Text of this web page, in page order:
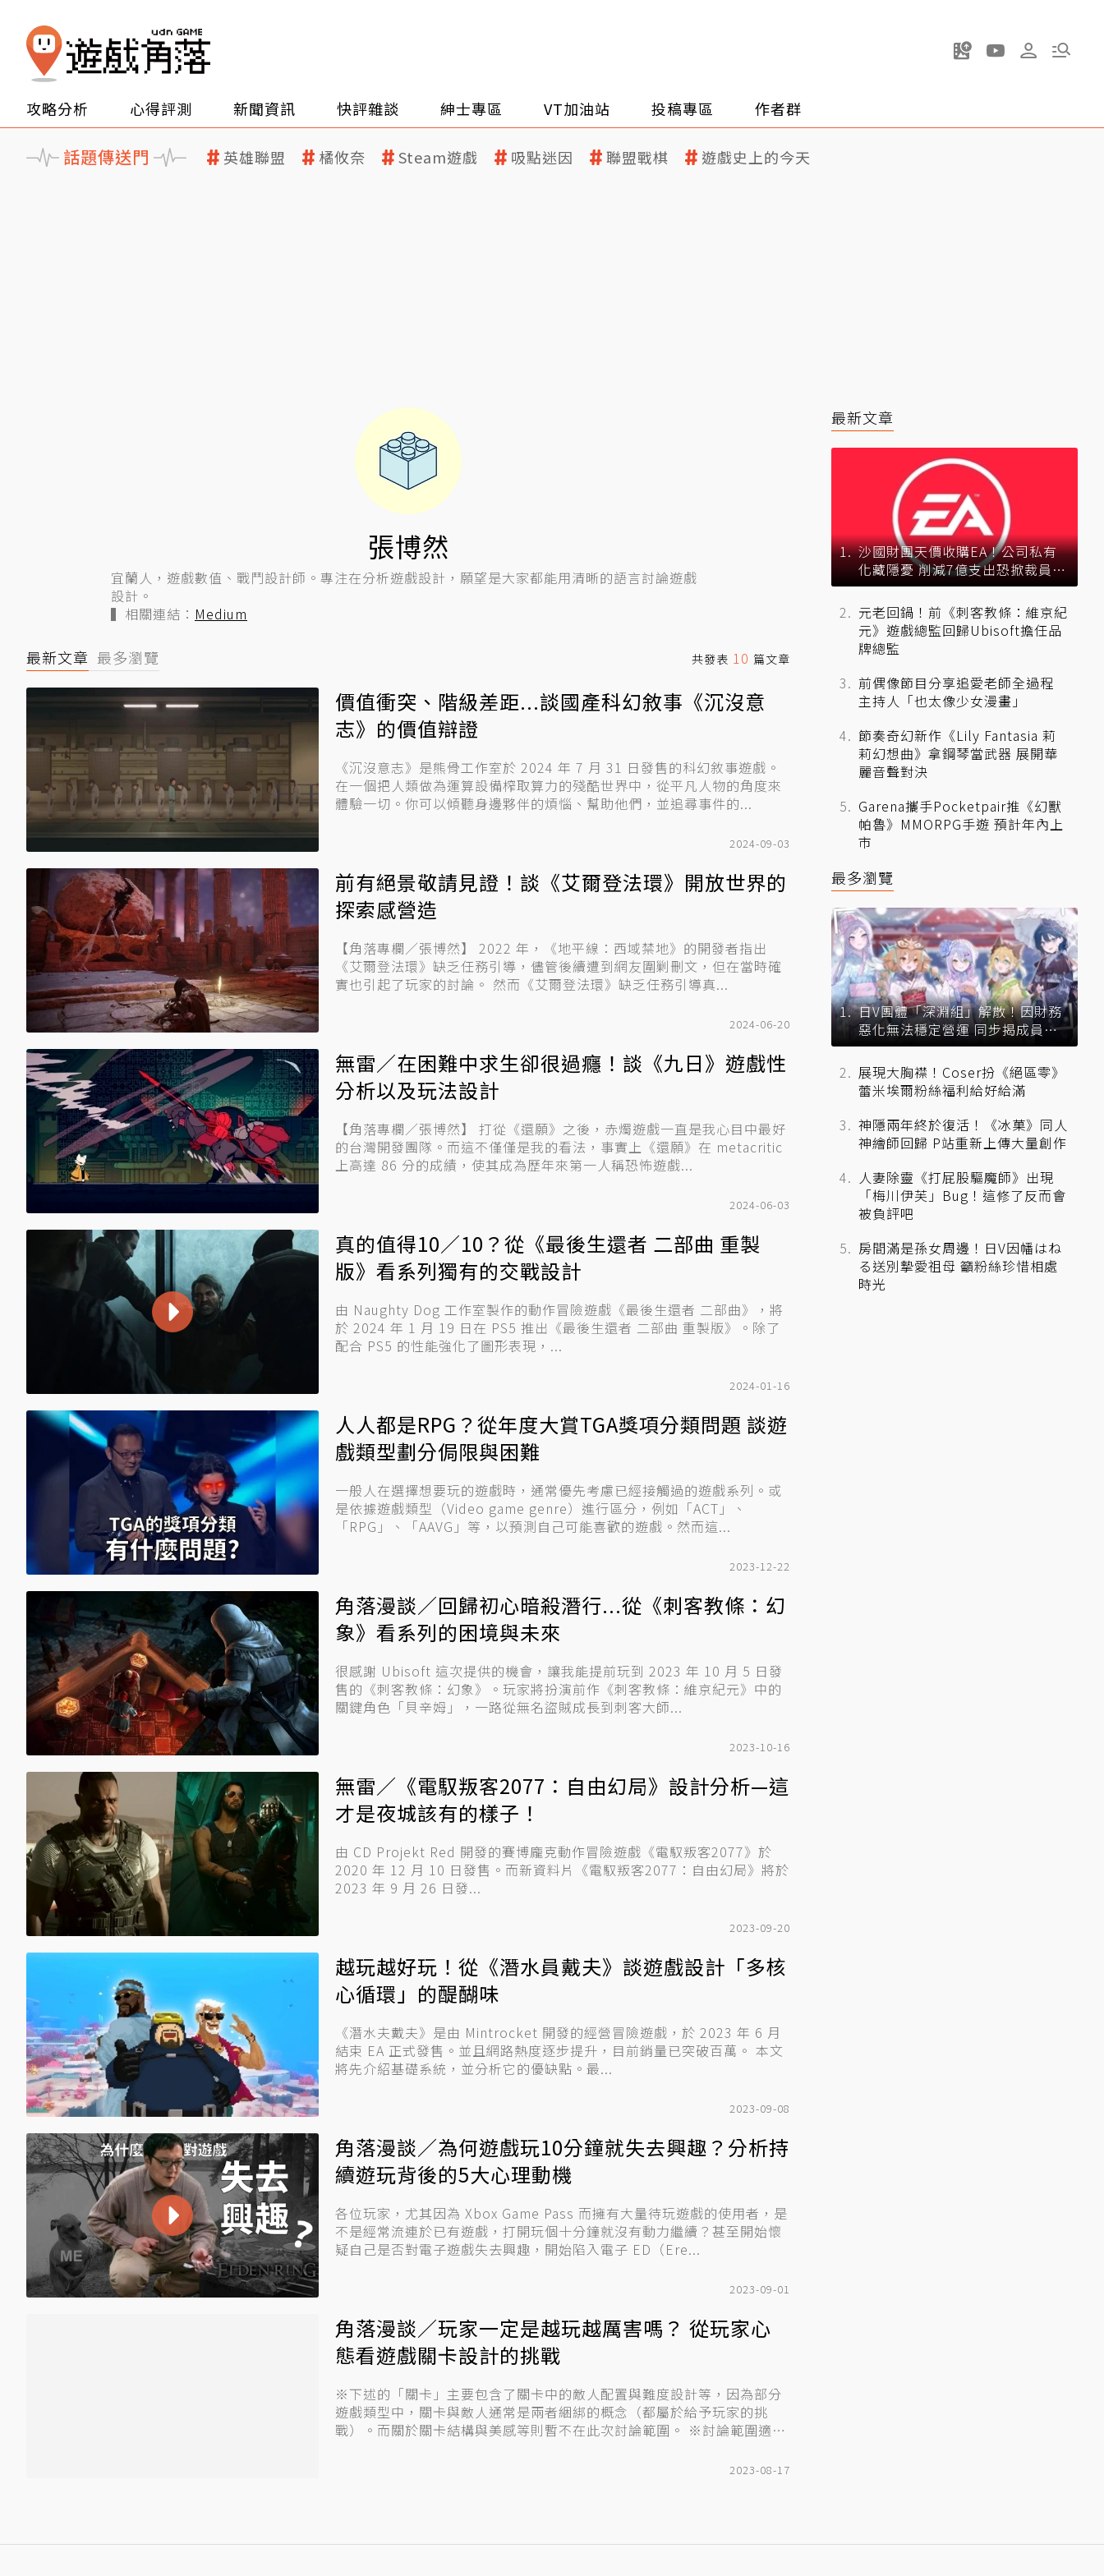
攻略分析 心得評測 新聞資訊 快評雜談 紳士專區 VT加油站 投稿專區 作者群
話題傳送門 英雄聯盟 橘攸奈 Steam遊戲 吸點迷因 聯盟戰棋 遊戲史上的今天
張博然
宜蘭人，遊戲數值、戰鬥設計師。專注在分析遊戲設計，願望是大家都能用清晰的語言討論遊戲
設計。
▍相關連結： Medium
共發表 10 篇文章
最新文章 最多瀏覽
價值衝突、階級差距...談國產科幻敘事《沉沒意
志》的價值辯證
《沉沒意志》是熊骨工作室於 2024 年 7 月 31 日發售的科幻敘事遊戲。
在一個把人類做為運算設備榨取算力的殘酷世界中，從平凡人物的角度來
體驗一切。你可以傾聽身邊夥伴的煩惱、幫助他們，並追尋事件的...
2024-09-03
前有絕景敬請見證！談《艾爾登法環》開放世界的
探索感營造
【角落專欄／張博然】 2022 年，《地平線：西域禁地》的開發者指出
《艾爾登法環》缺乏任務引導，儘管後續遭到網友圍剿刪文，但在當時確
實也引起了玩家的討論。 然而《艾爾登法環》缺乏任務引導真...
2024-06-20
無雷／在困難中求生卻很過癮！談《九日》遊戲性
分析以及玩法設計
【角落專欄／張博然】 打從《還願》之後，赤燭遊戲一直是我心目中最好
的台灣開發團隊。而這不僅僅是我的看法，事實上《還願》在 metacritic
上高達 86 分的成績，使其成為歷年來第一人稱恐怖遊戲...
2024-06-03
真的值得10／10？從《最後生還者 二部曲 重製
版》看系列獨有的交戰設計
由 Naughty Dog 工作室製作的動作冒險遊戲《最後生還者 二部曲》，將
於 2024 年 1 月 19 日在 PS5 推出《最後生還者 二部曲 重製版》。除了
配合 PS5 的性能強化了圖形表現，...
2024-01-16
人人都是RPG？從年度大賞TGA獎項分類問題 談遊
戲類型劃分侷限與困難
一般人在選擇想要玩的遊戲時，通常優先考慮已經接觸過的遊戲系列。或
是依據遊戲類型（Video game genre）進行區分，例如「ACT」、
「RPG」、「AAVG」等，以預測自己可能喜歡的遊戲。然而這...
2023-12-22
角落漫談／回歸初心暗殺潛行...從《刺客教條：幻
象》看系列的困境與未來
很感謝 Ubisoft 這次提供的機會，讓我能提前玩到 2023 年 10 月 5 日發
售的《刺客教條：幻象》。玩家將扮演前作《刺客教條：維京紀元》中的
關鍵角色「貝辛姆」，一路從無名盜賊成長到刺客大師...
2023-10-16
無雷／《電馭叛客2077：自由幻局》設計分析—這
才是夜城該有的樣子！
由 CD Projekt Red 開發的賽博龐克動作冒險遊戲《電馭叛客2077》於
2020 年 12 月 10 日發售。而新資料片《電馭叛客2077：自由幻局》將於
2023 年 9 月 26 日發...
2023-09-20
越玩越好玩！從《潛水員戴夫》談遊戲設計「多核
心循環」的醍醐味
《潛水夫戴夫》是由 Mintrocket 開發的經營冒險遊戲，於 2023 年 6 月
結束 EA 正式發售。並且網路熱度逐步提升，目前銷量已突破百萬。 本文
將先介紹基礎系統，並分析它的優缺點。最...
2023-09-08
角落漫談／為何遊戲玩10分鐘就失去興趣？分析持
續遊玩背後的5大心理動機
各位玩家，尤其因為 Xbox Game Pass 而擁有大量待玩遊戲的使用者，是
不是經常流連於已有遊戲，打開玩個十分鐘就沒有動力繼續？甚至開始懷
疑自己是否對電子遊戲失去興趣，開始陷入電子 ED（Ere...
2023-09-01
角落漫談／玩家一定是越玩越厲害嗎？ 從玩家心
態看遊戲關卡設計的挑戰
※下述的「關卡」主要包含了關卡中的敵人配置與難度設計等，因為部分
遊戲類型中，關卡與敵人通常是兩者綑綁的概念（都屬於給予玩家的挑
戰）。而關於關卡結構與美感等則暫不在此次討論範圍。 ※討論範圍適用
2023-08-17
最新文章
沙國財團天價收購EA！公司私有
化藏隱憂 削減7億支出恐掀裁員風
暴？
元老回鍋！前《刺客教條：維京紀
元》遊戲總監回歸Ubisoft擔任品
牌總監
前偶像節目分享追愛老師全過程
主持人「也太像少女漫畫」
節奏奇幻新作《Lily Fantasia 莉
莉幻想曲》拿鋼琴當武器 展開華
麗音聲對決
Garena攜手Pocketpair推《幻獸
帕魯》MMORPG手遊 預計年內上
市
最多瀏覽
日V團體「深淵組」解散！因財務
惡化無法穩定營運 同步揭成員未
來去向
展現大胸襟！Coser扮《絕區零》
蕾米埃爾粉絲福利給好給滿
神隱兩年終於復活！《冰菓》同人
神繪師回歸 P站重新上傳大量創作
人妻除靈《打屁股驅魔師》出現
「梅川伊芙」Bug！這修了反而會
被負評吧
房間滿是孫女周邊！日V因幡はね
る送別摯愛祖母 籲粉絲珍惜相處
時光